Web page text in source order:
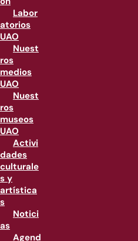
Labor
atorios
UAO
Nuest
ros
medios
UAO
Nuest
ros
museos
UAO
Activi
dades
culturale
s y
artística
s
Notici
as
Agend